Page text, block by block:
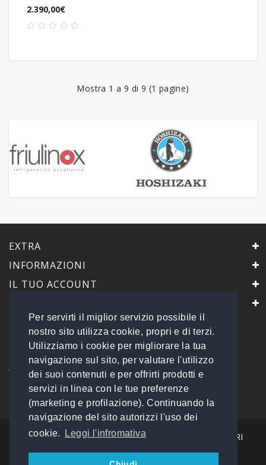
Per servirti il miglior servizio possibile il
nostro sito utilizza cookie, propri e di terzi.
Utilizziamo i cookie per migliorare la tua
navigazione sul sito, per valutare l'utilizzo
dei suoi contenuti e per offrirti prodotti e
servizi in linea con le tue preferenze
(marketing e profilazione). Continuando la
navigazione del sito autorizzi l'uso dei
cookie.
Leggi l'infromativa
2.390,00€
Mostra 1 a 9 di 9 (1 pagine)
EXTRA
INFORMAZIONI
IL TUO ACCOUNT
PrimaScelta Point
Global Service B2B Srls a socio unico
Via Tolemaide, 15 - 00192 Roma
P.IVA 14693851009 REA: RM - 1540057
Tel: 06 45548245info@primasceltapoint.it
I NOSTRI CORRIERI